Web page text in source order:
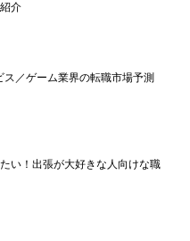
介
ス／ゲーム業界の転職市場予測
い！出張が大好きな人向けな職